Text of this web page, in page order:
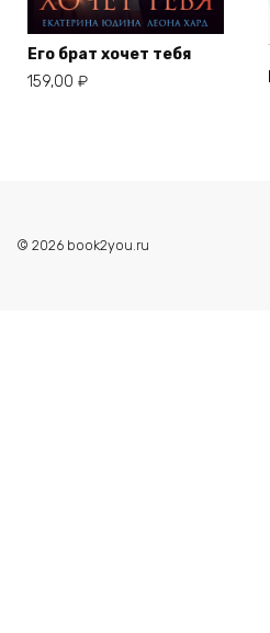
Его брат хочет тебя
159,00 ₽
© 2026 book2you.ru